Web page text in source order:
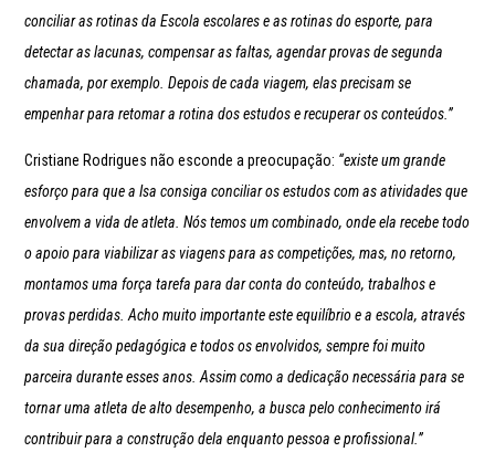
conciliar as rotinas da Escola escolares e as rotinas do esporte, para
detectar as lacunas, compensar as faltas, agendar provas de segunda
chamada, por exemplo. Depois de cada viagem, elas precisam se
empenhar para retomar a rotina dos estudos e recuperar os conteúdos.”
Cristiane Rodrigues não esconde a preocupação: “existe um grande
esforço para que a Isa consiga conciliar os estudos com as atividades que
envolvem a vida de atleta. Nós temos um combinado, onde ela recebe todo
o apoio para viabilizar as viagens para as competições, mas, no retorno,
montamos uma força tarefa para dar conta do conteúdo, trabalhos e
provas perdidas. Acho muito importante este equilíbrio e a escola, através
da sua direção pedagógica e todos os envolvidos, sempre foi muito
parceira durante esses anos. Assim como a dedicação necessária para se
tornar uma atleta de alto desempenho, a busca pelo conhecimento irá
contribuir para a construção dela enquanto pessoa e profissional.”